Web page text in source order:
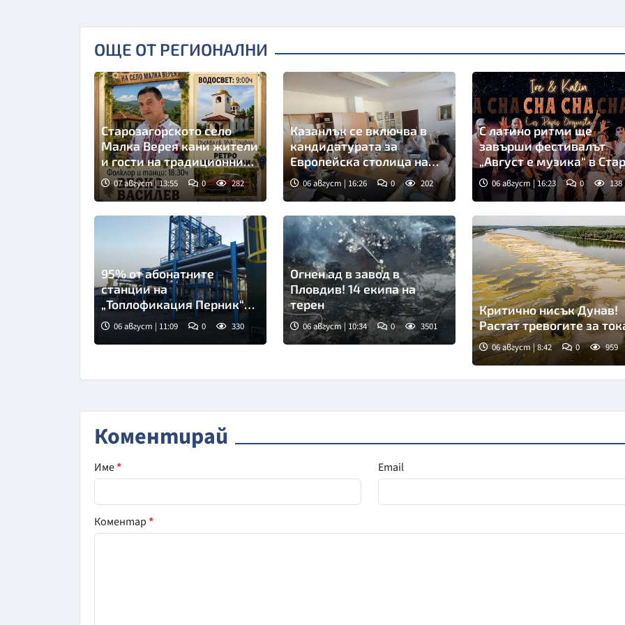
ОЩЕ ОТ РЕГИОНАЛНИ
Старозагорското село
Малка Верея кани жители
и гости на традиционния
си събор
07 август | 13:55 0 282
Казанлък се включва в
кандидатурата за
Европейска столица на
културата през 2032 г.
06 август | 16:26 0 202
С латино ритми ще
завърши фестивалът
„Август е музика“ в
Загора
06 август | 16:23 0 138
95% от абонатните
станции на
„Топлофикация Перник“
вече са оборудвани за
дистанционно отчитане
06 август | 11:09 0 330
Огнен ад в завод в
Пловдив! 14 екипа на
терен
06 август | 10:34 0 3501
Снимка: goggle
Критично нисък Дунав!
Растат тревогите за
06 август | 8:42 0 959
Коментирай
Име* Email
Коментар*